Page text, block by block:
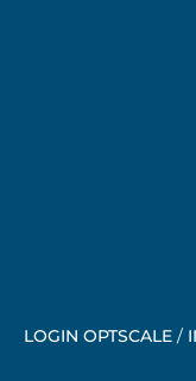
LOGIN OPTSCALE /